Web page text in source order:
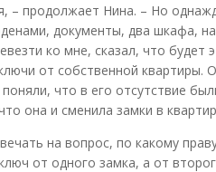
продолжает Нина. – Но
документы, два шкафа,
ко мне, сказал, что будет
от собственной квартиры.
что в его отсутствие
она и сменила замки в
на вопрос, по какому
от одного замка, а от